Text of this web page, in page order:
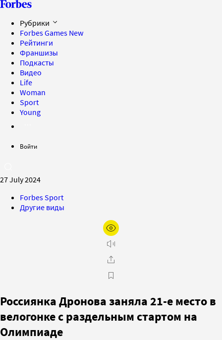
Рубрики
Forbes Games New
Рейтинги
Франшизы
Подкасты
Видео
Life
Woman
Sport
Young
Войти
27 July 2024
Forbes Sport
Другие виды
Россиянка Дронова заняла 21-е место в
велогонке с раздельным стартом на
Олимпиаде